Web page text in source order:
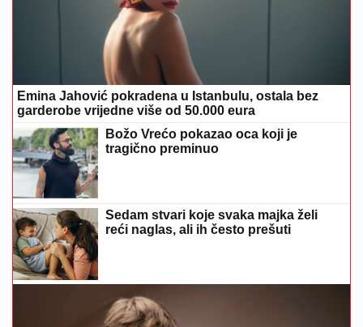
Emina Jahović pokradena u Istanbulu, ostala bez
garderobe vrijedne više od 50.000 eura
Božo Vrećo pokazao oca koji je
tragično preminuo
Sedam stvari koje svaka majka želi
reći naglas, ali ih često prešuti